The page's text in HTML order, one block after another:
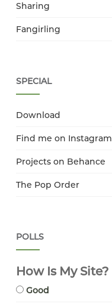
Sharing
Fangirling
SPECIAL
Download
Find me on Instagram
Projects on Behance
The Pop Order
POLLS
How Is My Site?
Good